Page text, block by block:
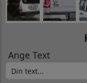
Ange Text